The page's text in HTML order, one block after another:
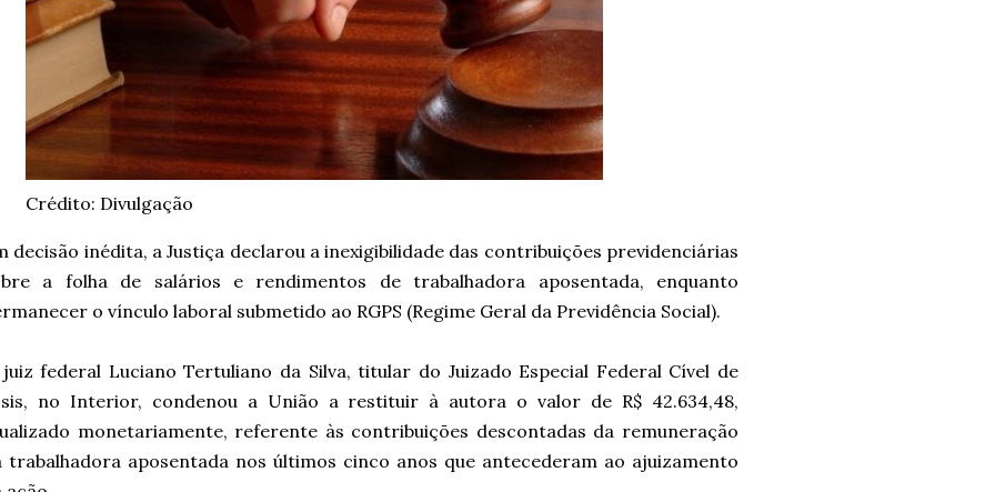
Crédito: Divulgação
decisão inédita, a Justiça declarou a inexigibilidade das contribuições previdenciárias
a folha de salários e rendimentos de trabalhadora aposentada, enquanto
o vínculo laboral submetido ao RGPS (Regime Geral da Previdência Social).
federal Luciano Tertuliano da Silva, titular do Juizado Especial Federal Cível de
no Interior, condenou a União a restituir à autora o valor de R$ 42.634,48,
monetariamente, referente às contribuições descontadas da remuneração
trabalhadora aposentada nos últimos cinco anos que antecederam ao ajuizamento